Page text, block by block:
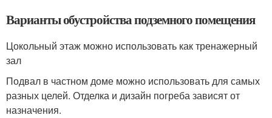
Варианты обустройства подземного помещения
Цокольный этаж можно использовать как тренажерный
зал
Подвал в частном доме можно использовать для самых
разных целей. Отделка и дизайн погреба зависят от
назначения.